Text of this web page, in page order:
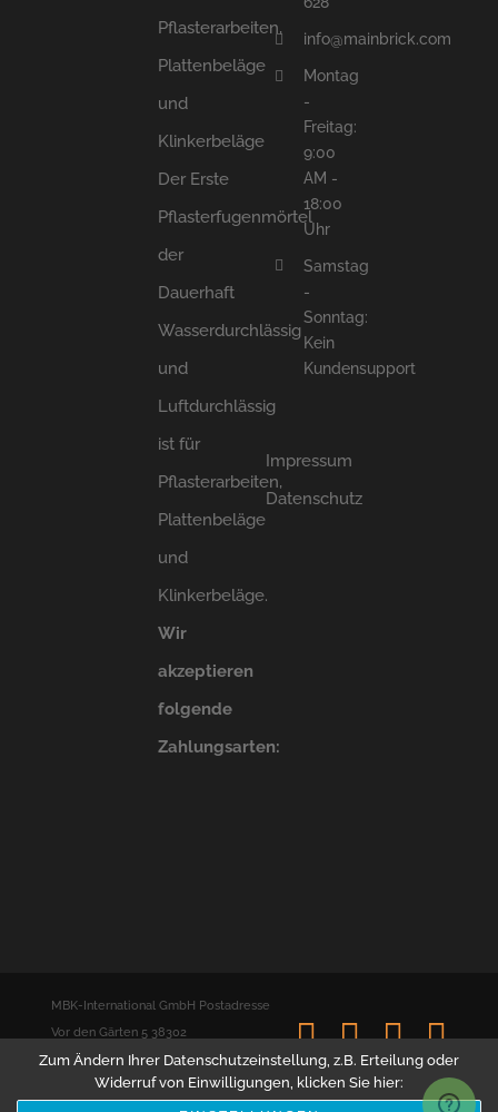
Pflasterarbeiten,
Plattenbeläge
und
Klinkerbeläge
Der Erste
Pflasterfugenmörtel
der
Dauerhaft
Wasserdurchlässig
und
Luftdurchlässig
ist für
Pflasterarbeiten,
Plattenbeläge
und
Klinkerbeläge.
Wir
akzeptieren
folgende
Zahlungsarten:
info@mainbrick.com
Montag
-
Freitag:
9:00
AM -
18:00
Uhr
Samstag
-
Sonntag:
Kein
Kundensupport
Impressum
Datenschutz
MBK-International GmbH Postadresse
Vor den Gärten 5 38302
Wolfenbüttel | Telefon: 01805 868 969
(14 cent/Min.) | Kontakt:
Facebook
TwitterE-
Zum Ändern Ihrer Datenschutzeinstellung, z.B. Erteilung oder
Widerruf von Einwilligungen, klicken Sie hier: